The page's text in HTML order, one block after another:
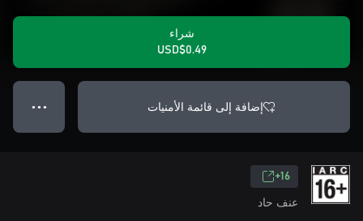
شراء
USD$0.49
إضافة إلى قائمة الأمنيات ● ● ●
16+
عنف حاد